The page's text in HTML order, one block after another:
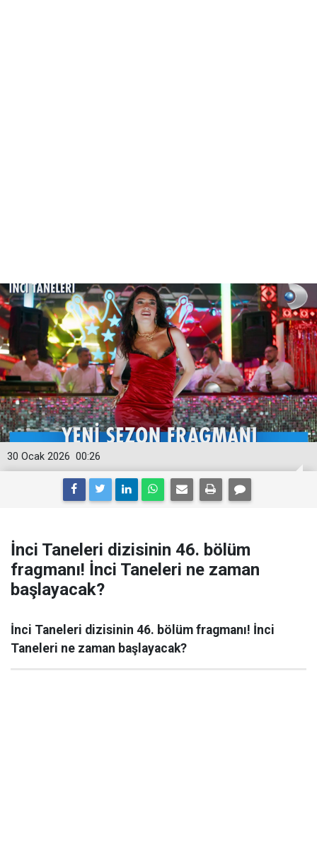
00:26
30 Ocak 2026
İnci Taneleri dizisinin 46. bölüm
fragmanı! İnci Taneleri ne zaman
başlayacak?
İnci Taneleri dizisinin 46. bölüm fragmanı! İnci
Taneleri ne zaman başlayacak?